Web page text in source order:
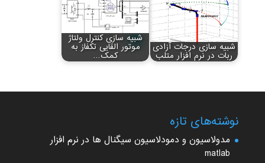
شبیه سازی درجات آزادی
ربات در نرم افزار متلب
شبیه سازی کنترل ولتاژ
موتور القایی تکفاز به
کمک…
نوشته‌های تازه
مدولاسیون و دمودلاسیون سیگنال ها در نرم افزار
matlab